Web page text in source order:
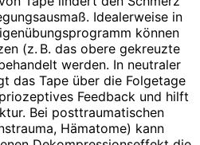
Idealerweise in
können
(z. B. das obere gekreuzte
werden. In neutraler
das Tape über die Folgetage
Feedback und hilft
Bei posttraumatischen
Hämatome) kann